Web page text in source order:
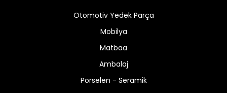
Otomotiv Yedek Parça
Mobilya
Matbaa
Ambalaj
Porselen - Seramik